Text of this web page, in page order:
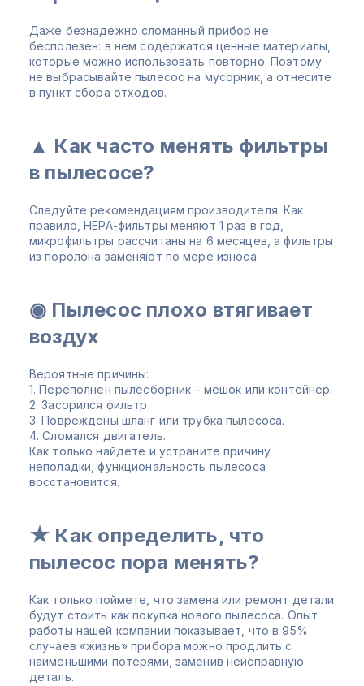
Даже безнадежно сломанный прибор не
бесполезен: в нем содержатся ценные материалы,
которые можно использовать повторно. Поэтому
не выбрасывайте пылесос на мусорник, а отнесите
в пункт сбора отходов.
▲ Как часто менять фильтры
в пылесосе?
Следуйте рекомендациям производителя. Как
правило, НЕРА-фильтры меняют 1 раз в год,
микрофильтры рассчитаны на 6 месяцев, а фильтры
из поролона заменяют по мере износа.
◉ Пылесос плохо втягивает
воздух
Вероятные причины:
1. Переполнен пылесборник – мешок или контейнер.
2. Засорился фильтр.
3. Повреждены шланг или трубка пылесоса.
4. Сломался двигатель.
Как только найдете и устраните причину
неполадки, функциональность пылесоса
восстановится.
★ Как определить, что
пылесос пора менять?
Как только поймете, что замена или ремонт детали
будут стоить как покупка нового пылесоса. Опыт
работы нашей компании показывает, что в 95%
случаев «жизнь» прибора можно продлить с
наименьшими потерями, заменив неисправную
деталь.